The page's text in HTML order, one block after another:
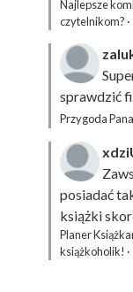
Najlepsze
czytelnikom? ·
sprawdzić
Przygoda
posiadać
książki
Planer
książkoholik! ·